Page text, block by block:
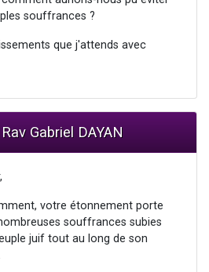
souffrances ?
que j'attends avec
Gabriel DAYAN
votre étonnement porte
souffrances subies
juif tout au long de son